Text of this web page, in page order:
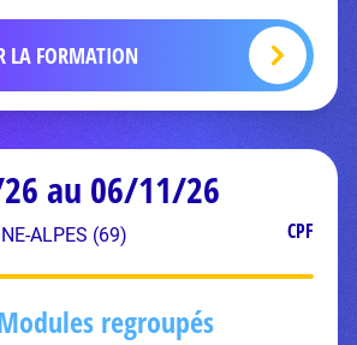
LA FORMATION
au 06/11/26
ALPES (69) CPF
regroupés